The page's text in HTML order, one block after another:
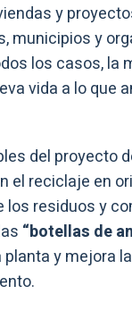
y
municipios y
los casos, la
vida a lo que
del proyecto
el reciclaje en
los residuos y
“botellas de
planta y mejora